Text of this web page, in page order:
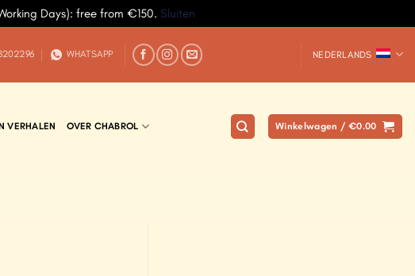
Days): free from €150. Sluiten
WHATSAPP NEDERLANDS
VERHALEN OVER CHABROL Winkelwagen / €0.00